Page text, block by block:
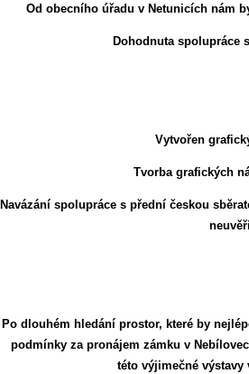
Od obecního úřadu v Netunicích nám
Dohodnuta spolupráce
Vytvořen
Tvorba grafických
Navázání spolupráce s přední českou
Po dlouhém hledání prostor, které by
podmínky za pronájem zámku v
této výjimečné výstavy